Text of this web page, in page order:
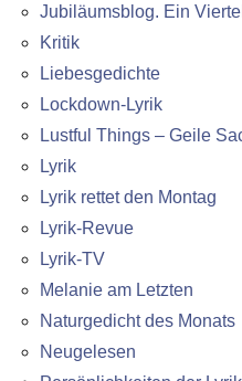
Jubiläumsblog. Ein
Kritik
Liebesgedichte
Lockdown-Lyrik
Lustful Things – Geile
Lyrik
Lyrik rettet den Montag
Lyrik-Revue
Lyrik-TV
Melanie am Letzten
Naturgedicht des Monats
Neugelesen